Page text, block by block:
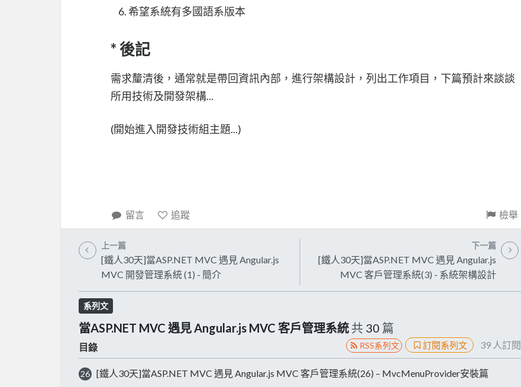
希望系統有多國語系版本
* 後記
需求釐清後，通常就是帶回資訊內部，進行架構設計，列出工作項目，下篇預計來談談
所用技術及開發架構...
(開始進入開發技術組主題...)
留言 追蹤 檢舉
上一篇
[鐵人30天]當ASP.NET MVC 遇見 Angular.js
MVC 開發管理系統 (1) - 簡介
下一篇
[鐵人30天]當ASP.NET MVC 遇見 Angular.js
MVC 客戶管理系統(3) - 系統架構設計
系列文
當ASP.NET MVC 遇見 Angular.js MVC 客戶管理系統 共 30 篇
目錄 RSS系列文 訂閱系列文 39 人訂閱
26 [鐵人30天]當ASP.NET MVC 遇見 Angular.js MVC 客戶管理系統(26) – MvcMenuProvider安裝篇